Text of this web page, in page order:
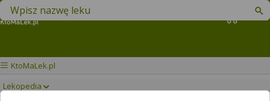
Koszyk
Znajdź lek w swojej okolicy
KtoMaLek.pl
Lekopedia